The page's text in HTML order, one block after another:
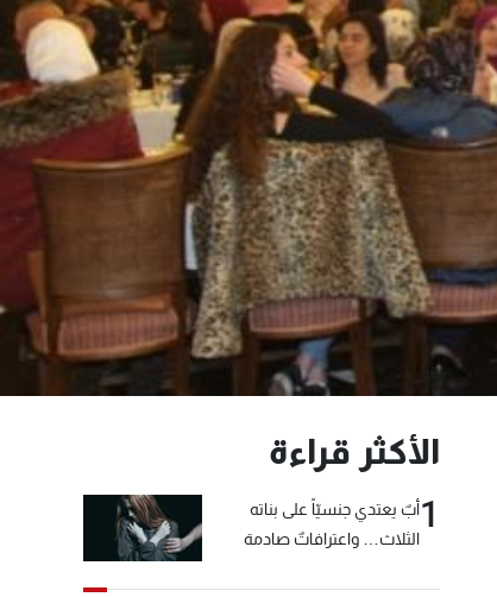
الأكثر قراءة
1أبٌ يعتدي جنسيّاً على بناته
الثلاث… واعترافاتٌ صادمة